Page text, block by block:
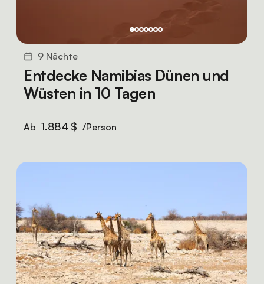
9 Nächte
Entdecke Namibias Dünen und
Wüsten in 10 Tagen
Ab 1.884 $ /Person